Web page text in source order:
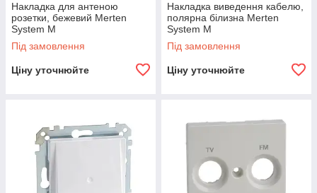
Накладка для антеною
розетки, бежевий Merten
System M
Під замовлення
Ціну уточнюйте
Накладка виведення кабелю,
полярна білизна Merten
System M
Під замовлення
Ціну уточнюйте